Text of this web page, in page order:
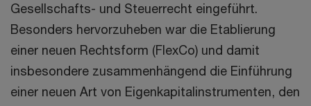
Gesellschafts- und Steuerrecht eingeführt.
Besonders hervorzuheben war die Etablierung
einer neuen Rechtsform (FlexCo) und damit
insbesondere zusammenhängend die Einführung
einer neuen Art von Eigenkapitalinstrumenten, den